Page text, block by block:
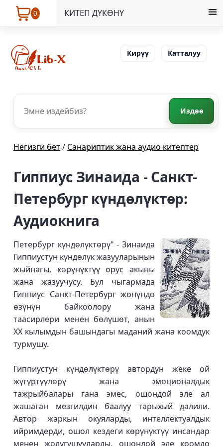
0 КИТЕП ДҮКӨНҮ
Кирүү Катталуу
Издөө
Негизги бет/ Санариптик жана аудио китептер
Гиппиус Зинаида - Санкт-
Петербург күндөлүктөр:
Аудиокнига
Петербург күндөлүктөрү" - Зинаида
Гиппиустун күндөлүк жазууларынын
жыйнагы, көрүнүктүү орус акыны
жана жазуучусу. Бул чыгармада
Гиппиус Санкт-Петербург жөнүндө
өзүнүн байкоолору жана
таасирлери менен бөлүшөт, анын
XX кылымдын башындагы маданий жана коомдук
турмушу.
Гиппиустун күндөлүктөрү автордун жеке ой
жүгүртүүлөрү жана эмоционалдык
тажрыйбалары гана эмес, ошондой эле ал
жашаган мезгилдин баалуу тарыхый далили.
Автор жаркын окуяларды, интеллектуалдык
ийримдерди, ошол кездеги көрүнүктүү инсандар
менен жолугушууларды, ошондой эле коомдо